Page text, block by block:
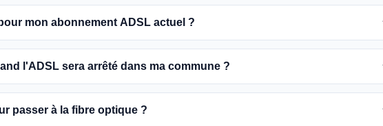
du réseau ADSL est prévue pour 2030. D'ici là, les utilisateurs sont
vers des connexions fibre optique, plus rapides et fiables.
mon abonnement ADSL actuel ?
à utiliser votre abonnement ADSL jusqu'à la date de fermeture du réseau
Cependant, il est conseillé de passer à la fibre optique dès que possible pour
de service.
l'ADSL sera arrêté dans ma commune ?
fermeture de l'ADSL varient selon les communes. Vous pouvez trouver ces
site en recherchant votre commune spécifique.
passer à la fibre optique ?